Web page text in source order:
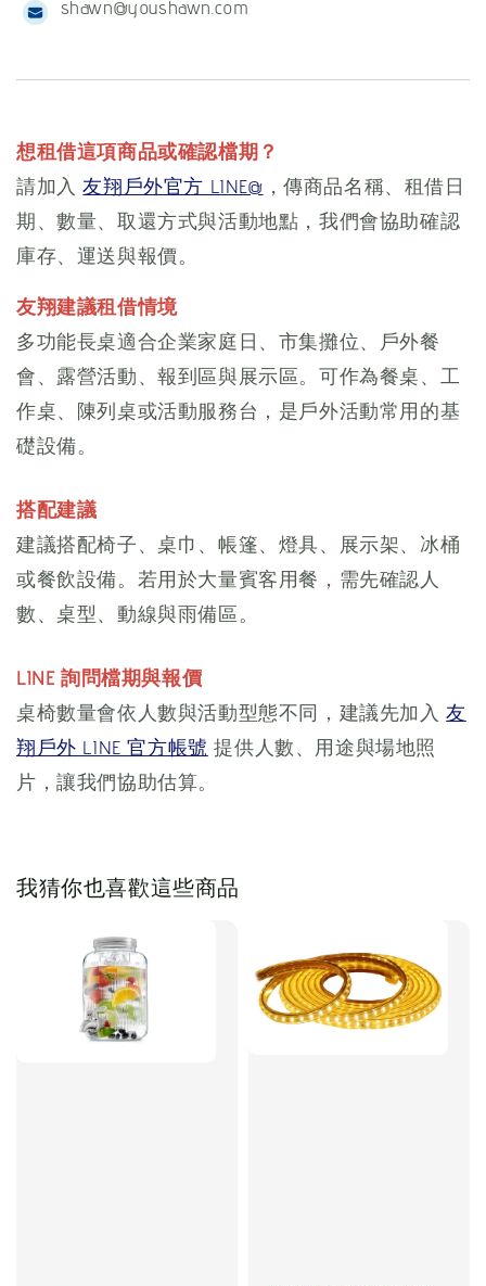
shawn@youshawn.com
想租借這項商品或確認檔期？
請加入友翔戶外官方 LINE@ ，傳商品名稱、租借日
期、數量、取還方式與活動地點，我們會協助確認
庫存、運送與報價。
友翔建議租借情境
多功能長桌適合企業家庭日、市集攤位、戶外餐
會、露營活動、報到區與展示區。可作為餐桌、工
作桌、陳列桌或活動服務台，是戶外活動常用的基
礎設備。
搭配建議
建議搭配椅子、桌巾、帳篷、燈具、展示架、冰桶
或餐飲設備。若用於大量賓客用餐，需先確認人
數、桌型、動線與雨備區。
LINE 詢問檔期與報價
桌椅數量會依人數與活動型態不同，建議先加入友
翔戶外 LINE 官方帳號 提供人數、用途與場地照
片，讓我們協助估算。
我猜你也喜歡這些商品